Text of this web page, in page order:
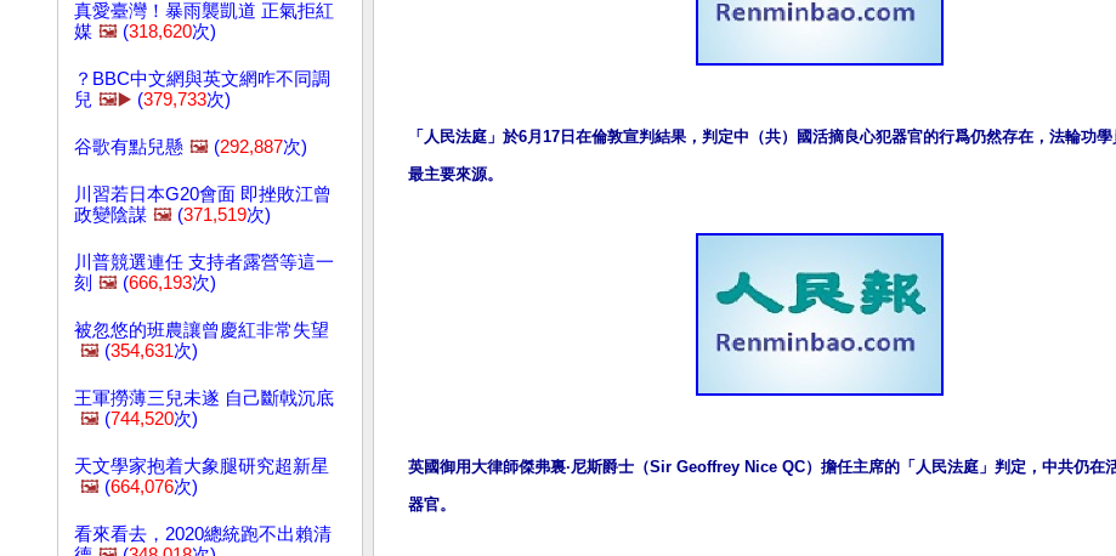
真愛臺灣！暴雨襲凱道 正氣拒紅
媒 🖼️ (318,620次)
？BBC中文網與英文網咋不同調
兒 🖼️▶️ (379,733次)
谷歌有點兒懸 🖼️ (292,887次)
川習若日本G20會面 即挫敗江曾
政變陰謀 🖼️ (371,519次)
川普競選連任 支持者露營等這一
刻 🖼️ (666,193次)
被忽悠的班農讓曾慶紅非常失望
🖼️ (354,631次)
王軍撈薄三兒未遂 自己斷戟沉底
🖼️ (744,520次)
天文學家抱着大象腿研究超新星
🖼️ (664,076次)
看來看去，2020總統跑不出賴清
「人民法庭」於6月17日在倫敦宣判結果，判定中（共）國活摘良心犯器官的行爲仍然存在，法輪功
最主要來源。
英國御用大律師傑弗裏·尼斯爵士（Sir Geoffrey Nice QC）擔任主席的「人民法庭」判定，中共仍在
器官。